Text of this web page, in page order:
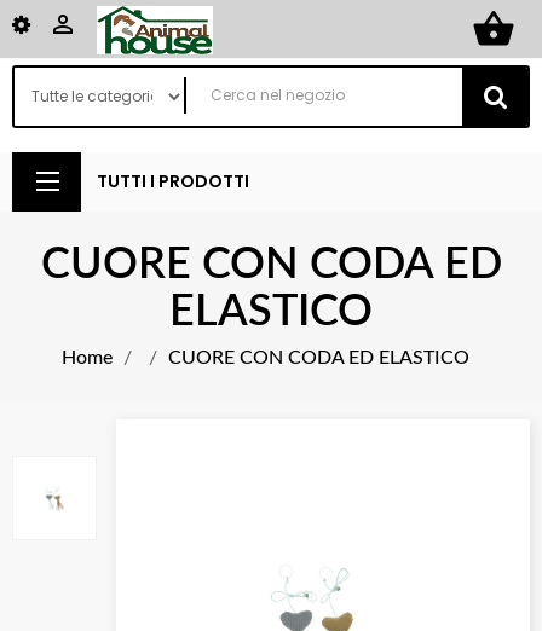
shopping_basket

TUTTI I PRODOTTI
CUORE CON CODA ED
ELASTICO
Home CUORE CON CODA ED ELASTICO